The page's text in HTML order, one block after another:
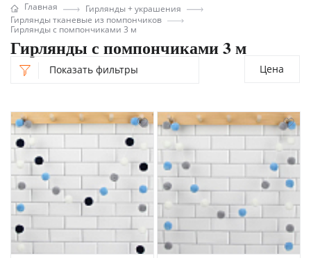
Главная
Гирлянды + украшения
Гирлянды тканевые из помпончиков
Гирлянды с помпончиками 3 м
Гирлянды с помпончиками 3 м
Показать фильтры Цена